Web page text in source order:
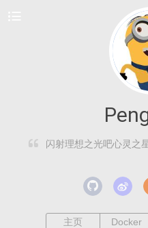
闪射理想之光吧心灵之
主页 Docker